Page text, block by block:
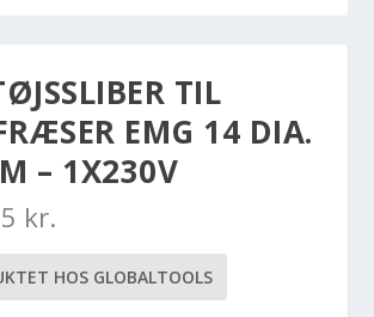
TIL
EMG 14 DIA.
– 1X230V
kr.
HOS GLOBALTOOLS